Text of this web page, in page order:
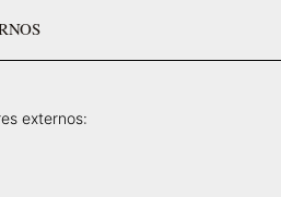
externos: